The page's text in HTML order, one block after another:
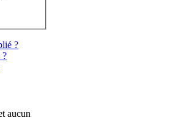
?
?
aucun